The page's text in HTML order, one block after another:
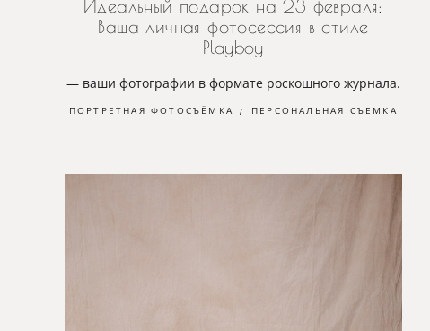
Идеальный подарок на 23 февраля:
Ваша личная фотосессия в стиле
Playboy
— ваши фотографии в формате роскошного журнала.
ПОРТРЕТНАЯ ФОТОСЪЁМКА ПЕРСОНАЛЬНАЯ СЪЕМКА